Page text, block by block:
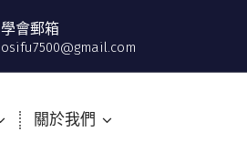
學會郵箱
osifu7500@gmail.com
關於我們